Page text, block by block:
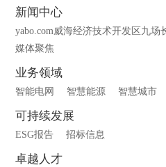
新闻中心
yabo.com威海经济技术开发区九场
媒体聚焦
业务领域
智能电网 智慧能源 智慧城市
可持续发展
ESG报告 招标信息
卓越人才